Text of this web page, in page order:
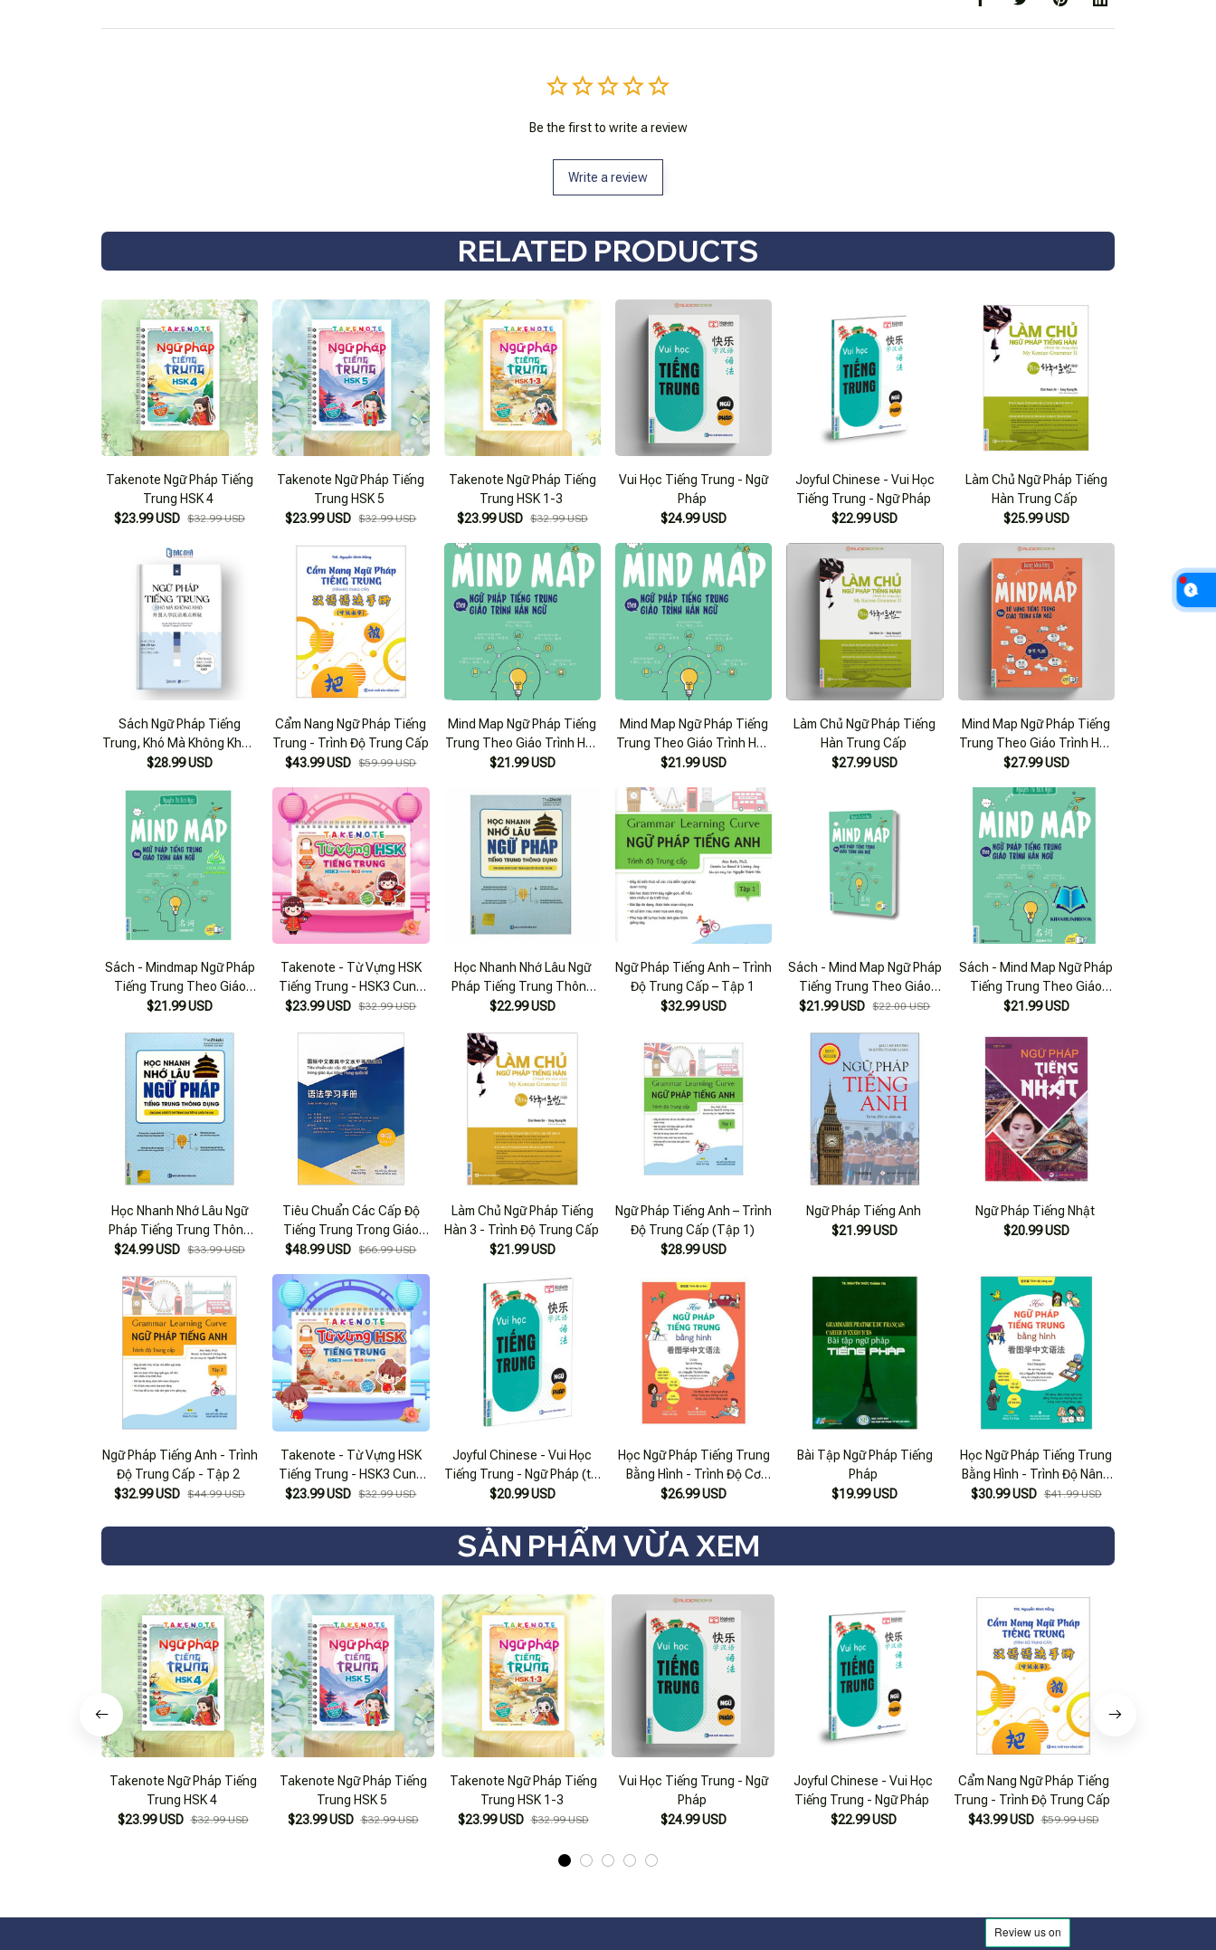
Be the first to write a review
Write a review
RELATED PRODUCTS
Takenote Ngữ Pháp Tiếng
Trung HSK 4
$23.99 USD $32.99 USD
Takenote Ngữ Pháp Tiếng
Trung HSK 5
$23.99 USD
$32.99 USD
Takenote Ngữ Pháp Tiếng
Trung HSK 1-3
$23.99 USD $32.99 USD
Vui Học Tiếng Trung - Ngữ
Pháp
$24.99 USD
Joyful Chinese - Vui Học
Tiếng Trung - Ngữ Pháp
$22.99 USD
Làm Chủ Ngữ Pháp Tiếng
Hàn Trung Cấp
$25.99 USD
Sách Ngữ Pháp Tiếng
Trung, Khó Mà Không Khó -
Phân Tích Lỗi Sai Ngữ Pháp
$28.99 USD
Cẩm Nang Ngữ Pháp Tiếng
Trung - Trình Độ Trung Cấp
$43.99 USD
$59.99 USD
Mind Map Ngữ Pháp Tiếng
Trung Theo Giáo Trình Hán
Ngữ
$21.99 USD
Mind Map Ngữ Pháp Tiếng
Trung Theo Giáo Trình Hán
Ngữ
$21.99 USD
Làm Chủ Ngữ Pháp Tiếng
Hàn Trung Cấp
$27.99 USD
Mind Map Ngữ Pháp Tiếng
Trung Theo Giáo Trình Hán
Ngữ
$27.99 USD
Sách - Mindmap Ngữ Pháp
Tiếng Trung Theo Giáo
Trình Hán Ngữ (Mc)
$21.99 USD
Takenote - Từ Vựng HSK
Tiếng Trung - HSK3 Cung
Cấp 900 Từ Vựng - Tập 2
$23.99 USD $32.99 USD
Học Nhanh Nhớ Lâu Ngữ
Pháp Tiếng Trung Thông
Dụng
$22.99 USD
Ngữ Pháp Tiếng Anh – Trình
Độ Trung Cấp – Tập 1
$32.99 USD
Sách - Mind Map Ngữ Pháp
Tiếng Trung Theo Giáo
Trình Hán Ngữ - Mcbooks
$21.99 USD $22.00 USD
Sách - Mind Map Ngữ Pháp
Tiếng Trung Theo Giáo
Trình Hán Ngữ (Mc)
$21.99 USD
Học Nhanh Nhớ Lâu Ngữ
Pháp Tiếng Trung Thông
Dụng
$24.99 USD $33.99 USD
Tiêu Chuẩn Các Cấp Độ
Tiếng Trung Trong Giáo
Dục Tiếng Trung Quốc Tế -
Trung - Trung Cấp
$48.99 USD $66.99 USD
Làm Chủ Ngữ Pháp Tiếng
Hàn 3 - Trình Độ Trung Cấp
$21.99 USD
Ngữ Pháp Tiếng Anh – Trình
Độ Trung Cấp (Tập 1)
$28.99 USD
Ngữ Pháp Tiếng Anh
$21.99 USD
Ngữ Pháp Tiếng Nhật
$20.99 USD
Ngữ Pháp Tiếng Anh - Trình
Độ Trung Cấp - Tập 2
$32.99 USD $44.99 USD
Takenote - Từ Vựng HSK
Tiếng Trung - HSK3 Cung
Cấp 900 Từ Vựng - Tập 1
$23.99 USD $32.99 USD
Joyful Chinese - Vui Học
Tiếng Trung - Ngữ Pháp (tái
Bản 2020)
$20.99 USD
Học Ngữ Pháp Tiếng Trung
Bằng Hình - Trình Độ Cơ
Bản
$26.99 USD
Bài Tập Ngữ Pháp Tiếng
Pháp
$19.99 USD
Học Ngữ Pháp Tiếng Trung
Bằng Hình - Trình Độ Nâng
Cao
$30.99 USD $41.99 USD
SẢN PHẨM VỪA XEM
Takenote Ngữ Pháp Tiếng
Trung HSK 4
$23.99 USD $32.99 USD
Takenote Ngữ Pháp Tiếng
Trung HSK 5
$23.99 USD $32.99 USD
Takenote Ngữ Pháp Tiếng
Trung HSK 1-3
$23.99 USD $32.99 USD
Vui Học Tiếng Trung - Ngữ
Pháp
$24.99 USD
Joyful Chinese - Vui Học
Tiếng Trung - Ngữ Pháp
$22.99 USD
Cẩm Nang Ngữ Pháp Tiếng
Trung - Trình Độ Trung Cấp
$43.99 USD $59.99 USD